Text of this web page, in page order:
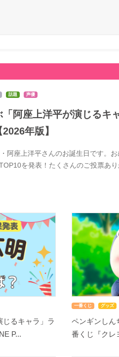
話題 声優
「阿座上洋平が演じるキ
年版】
阿座上洋平さんのお誕生日です。
を発表！たくさんのご投票あ
じるキャラ」ラ
P...
一番くじ グッズ
ペンギンしん
番くじ『クレ